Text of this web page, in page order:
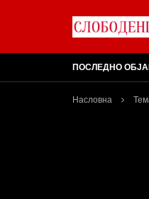
ПОСЛЕДНО
Насловна